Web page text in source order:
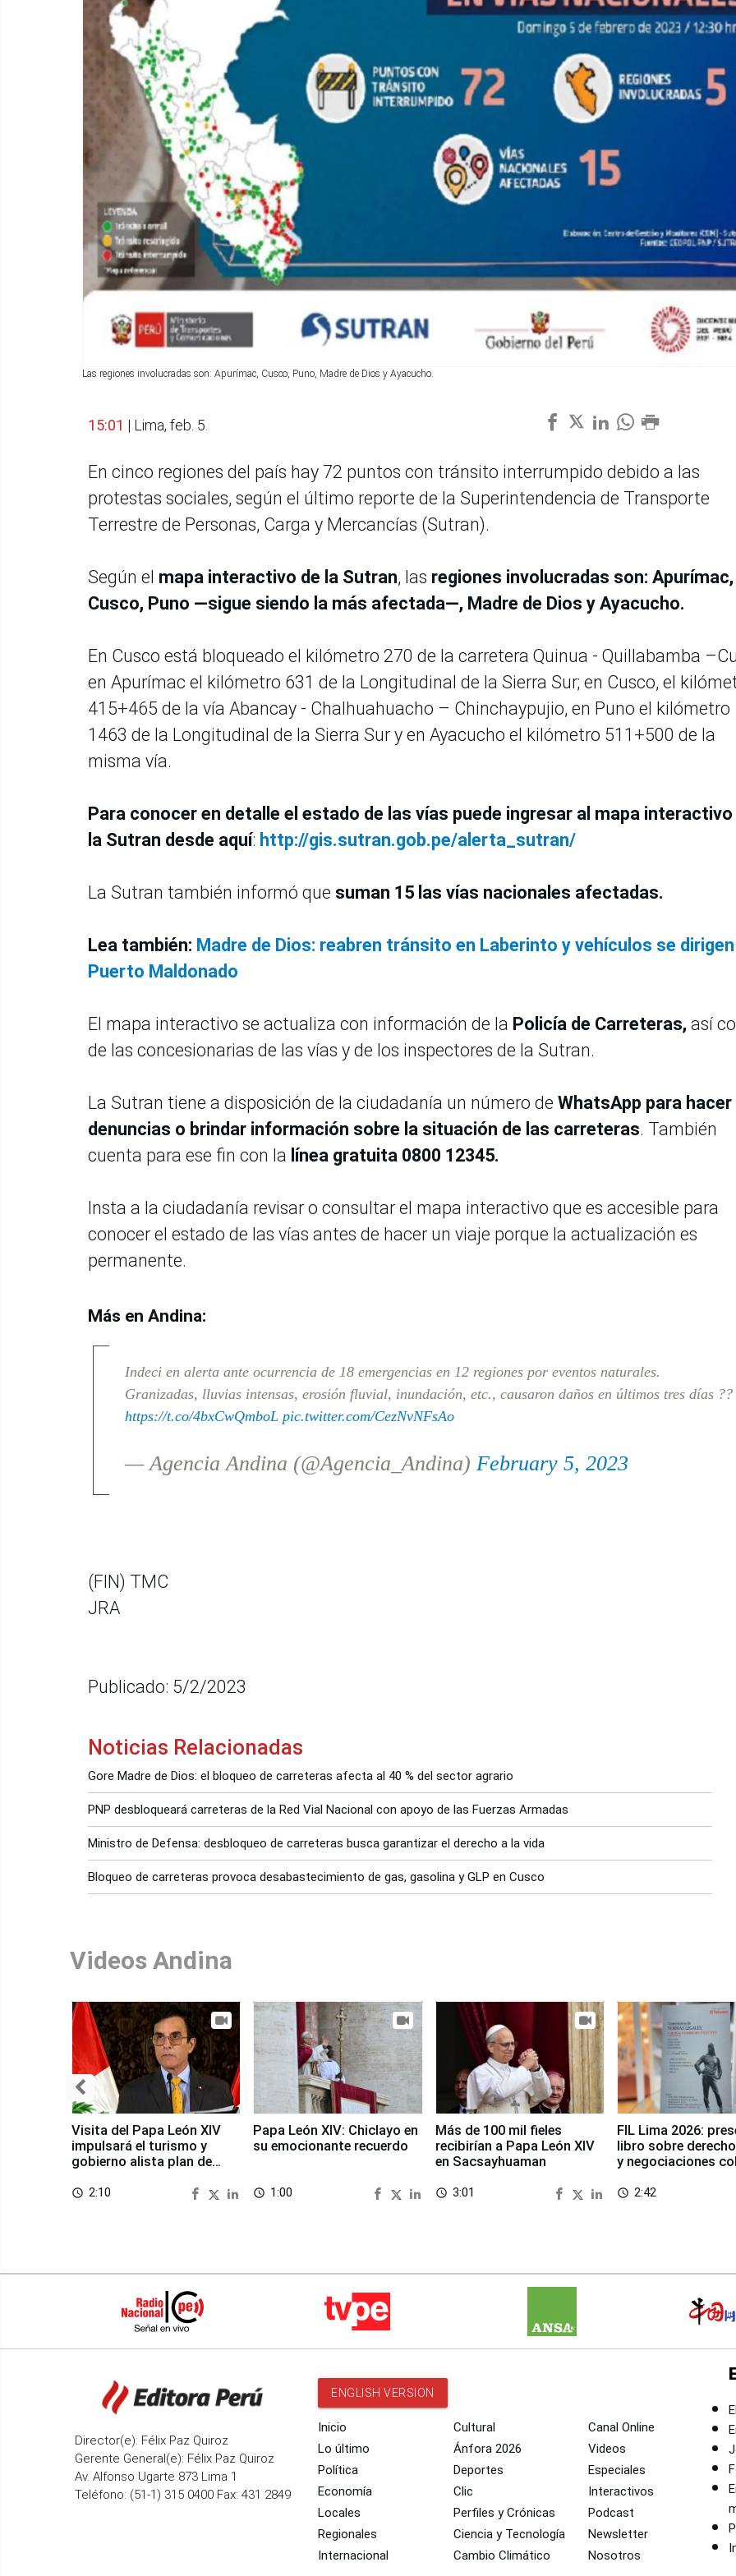
Las regiones involucradas son: Apurímac, Cusco, Puno, Madre de Dios y Ayacucho.
15:01 | Lima, feb. 5.
En cinco regiones del país hay 72 puntos con tránsito interrumpido debido a las
protestas sociales, según el último reporte de la Superintendencia de Transporte
Terrestre de Personas, Carga y Mercancías (Sutran).
Según el mapa interactivo de la Sutran, las regiones involucradas son: Apurímac,
Cusco, Puno —sigue siendo la más afectada—, Madre de Dios y Ayacucho.
En Cusco está bloqueado el kilómetro 270 de la carretera Quinua - Quillabamba
en Apurímac el kilómetro 631 de la Longitudinal de la Sierra Sur; en Cusco, el
415+465 de la vía Abancay - Chalhuahuacho – Chinchaypujio, en Puno el kilómetro
1463 de la Longitudinal de la Sierra Sur y en Ayacucho el kilómetro 511+500 de la
misma vía.
Para conocer en detalle el estado de las vías puede ingresar al mapa interactivo
la Sutran desde aquí: http://gis.sutran.gob.pe/alerta_sutran/
La Sutran también informó que suman 15 las vías nacionales afectadas.
Lea también: Madre de Dios: reabren tránsito en Laberinto y vehículos se
Puerto Maldonado
El mapa interactivo se actualiza con información de la Policía de Carreteras, así
de las concesionarias de las vías y de los inspectores de la Sutran.
La Sutran tiene a disposición de la ciudadanía un número de WhatsApp para hacer
denuncias o brindar información sobre la situación de las carreteras. También
cuenta para ese fin con la línea gratuita 0800 12345.
Insta a la ciudadanía revisar o consultar el mapa interactivo que es accesible para
conocer el estado de las vías antes de hacer un viaje porque la actualización es
permanente.
Más en Andina:
Indeci en alerta ante ocurrencia de 18 emergencias en 12 regiones por eventos naturales.
Granizadas, lluvias intensas, erosión fluvial, inundación, etc., causaron daños en últimos tres días ??
https://t.co/4bxCwQmboL pic.twitter.com/CezNvNFsAo
— Agencia Andina (@Agencia_Andina) February 5, 2023
(FIN) TMC
JRA
Publicado: 5/2/2023
Noticias Relacionadas
Gore Madre de Dios: el bloqueo de carreteras afecta al 40 % del sector agrario
PNP desbloqueará carreteras de la Red Vial Nacional con apoyo de las Fuerzas Armadas
Ministro de Defensa: desbloqueo de carreteras busca garantizar el derecho a la vida
Bloqueo de carreteras provoca desabastecimiento de gas, gasolina y GLP en Cusco
Videos Andina
Visita del Papa León XIV
impulsará el turismo y
gobierno alista plan de
access_time 2:10
Papa León XIV: Chiclayo en
su emocionante recuerdo
access_time 1:00
Más de 100 mil fieles
recibirían a Papa León XIV
en Sacsayhuaman
access_time 3:01
FIL Lima 2026:
libro sobre
y negociaciones
access_time 2:42
Director(e): Félix Paz Quiroz
Gerente General(e): Félix Paz Quiroz
Av. Alfonso Ugarte 873 Lima 1
Teléfono: (51-1) 315 0400 Fax: 431 2849
ENGLISH VERSION
Inicio
Lo último
Política
Economía
Locales
Regionales
Internacional
Cultural
Ánfora 2026
Deportes
Clic
Perfiles y Crónicas
Ciencia y Tecnología
Cambio Climático
Canal Online
Videos
Especiales
Interactivos
Podcast
Newsletter
Nosotros